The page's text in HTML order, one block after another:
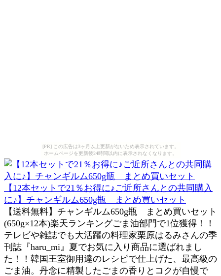
[PR] この広告は3ヶ月以上更新がないため表示されています。
ホームページを更新後24時間以内に表示されなくなります。
【12本セットで21％お得に♪ご近所さんとの共同購入
に♪】チャンギルム650g瓶 まとめ買いセット
【送料無料】チャンギルム650g瓶 まとめ買いセット
(650g×12本)楽天ランキングごま油部門で1位獲得！！
テレビや雑誌でも大活躍の料理家栗原はるみさんの季
刊誌『haru_mi』夏でお気に入り商品に選ばれまし
た！！韓国王室御用達のレシピで仕上げた、最高級の
ごま油。丹念に精製したごまの香りとコクが自慢で